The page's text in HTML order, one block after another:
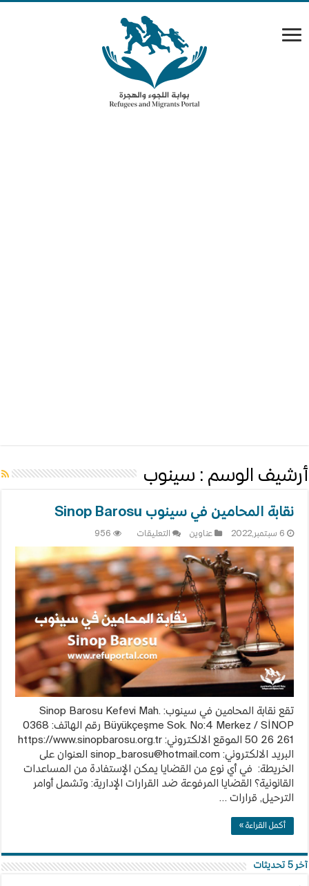
أرشيف الوسم : سينوب
نقابة المحامين في سينوب Sinop Barosu
6 سبتمبر,2022 عناوين التعليقات
المحامين
سينوب
Sinop
Barosu
مغلقة
956
تقع نقابة المحامين في سينوب: Sinop Barosu Kefevi Mah.
Büyükçeşme Sok. No:4 Merkez / SİNOP رقم الهاتف: 0368
261 26 50 الموقع الالكتروني: https://www.sinopbarosu.org.tr
البريد الالكتروني:sinop_barosu@hotmail.com العنوان على
الخريطة: في أي نوع من القضايا يمكن الإستفادة من المساعدات
القانونية؟ القضايا المرفوعة ضد القرارات الإدارية: وتشمل أوامر
الترحيل, قرارات …
أكمل القراءة »
آخر 5 تحديثات